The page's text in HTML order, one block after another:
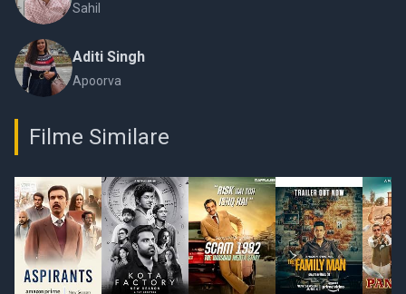
Sahil
Aditi Singh
Apoorva
Filme Similare